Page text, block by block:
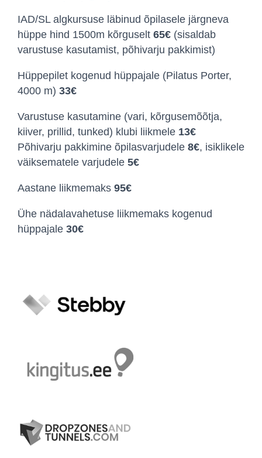
IAD/SL algkursuse läbinud õpilasele järgneva
hüppe hind 1500m kõrguselt 65€ (sisaldab
varustuse kasutamist, põhivarju pakkimist)
Hüppepilet kogenud hüppajale (Pilatus Porter,
4000 m) 33€
Varustuse kasutamine (vari, kõrgusemõõtja,
kiiver, prillid, tunked) klubi liikmele 13€
Põhivarju pakkimine õpilasvarjudele 8€, isiklikele
väiksematele varjudele 5€
Aastane liikmemaks 95€
Ühe nädalavahetuse liikmemaks kogenud
hüppajale 30€